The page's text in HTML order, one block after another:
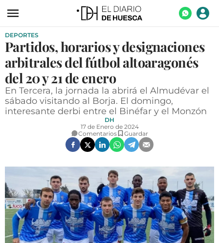
ACTUALIDAD
ECONOMÍA
TECNOLOGÍA
TURISMO
AGROALIMENTACIÓN
SOCIEDAD
OPINIÓN
GALERÍAS
VÍDEOS
CONTACTAR
DEPORTES
Partidos, horarios y designaciones
arbitrales del fútbol altoaragonés
del 20 y 21 de enero
En Tercera, la jornada la abrirá el Almudévar el
sábado visitando al Borja. El domingo,
interesante derbi entre el Binéfar y el Monzón
DH
17 de Enero de 2024
Comentarios
Guardar